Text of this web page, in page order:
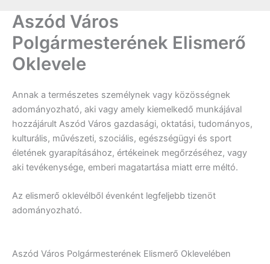
Aszód Város
Polgármesterének Elismerő
Oklevele
Annak a természetes személynek vagy közösségnek
adományozható, aki vagy amely kiemelkedő munkájával
hozzájárult Aszód Város gazdasági, oktatási, tudományos,
kulturális, művészeti, szociális, egészségügyi és sport
életének gyarapításához, értékeinek megőrzéséhez, vagy
aki tevékenysége, emberi magatartása miatt erre méltó.
Az elismerő oklevélből évenként legfeljebb tizenöt
adományozható.
Aszód Város Polgármesterének Elismerő Oklevelében